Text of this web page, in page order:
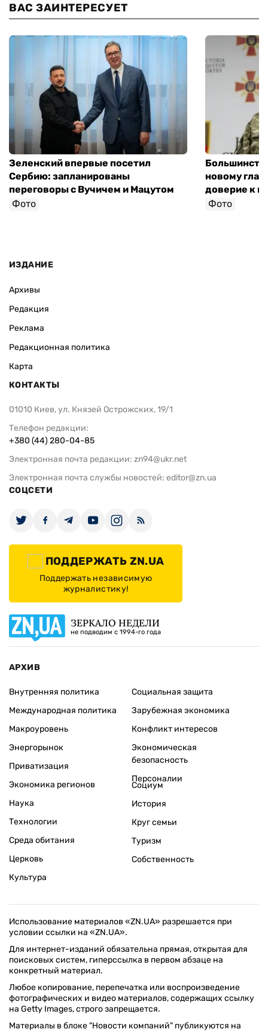
ВАС ЗАИНТЕРЕСУЕТ
Зеленский впервые посетил
Сербию: запланированы
переговоры с Вучичем и Мацутом
Фото
новому
доверие к
Фото
ИЗДАНИЕ
Архивы
Редакция
Реклама
Редакционная политика
Карта
КОНТАКТЫ
01010 Киев, ул. Князей Острожских, 19/1
Телефон редакции:
+380 (44) 280-04-85
Электронная почта редакции: zn94@ukr.net
Электронная почта службы новостей: editor@zn.ua
СОЦСЕТИ
ПОДДЕРЖАТЬ ZN.UA
Поддержать независимую
журналистику!
ЗЕРКАЛО НЕДЕЛИ
не подводим с 1994-го года
АРХИВ
Внутренняя политика
Международная политика
Макроуровень
Энергорынок
Приватизация
Экономика регионов
Социальная защита
Зарубежная экономика
Конфликт интересов
Экономическая
безопасность
Персоналии
Наука
Технологии
Среда обитания
Церковь
Культура
Социум
История
Круг семьи
Туризм
Собственность
Использование материалов «ZN.UA» разрешается при
условии ссылки на «ZN.UA».
Для интернет-изданий обязательна прямая, открытая для
поисковых систем, гиперссылка в первом абзаце на
конкретный материал.
Любое копирование, перепечатка или воспроизведение
фотографических и видео материалов, содержащих ссылку
на Getty Images, строго запрещается.
Материалы в блоке "Новости компаний" публикуются на